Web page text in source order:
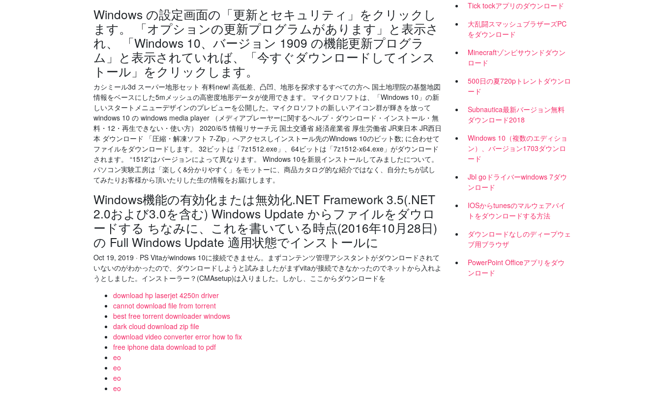
Windows の設定画面の「更新とセキュリティ」をクリックし
ます。 「オプションの更新プログラムがあります」と表示さ
れ、 「Windows 10、バージョン 1909 の機能更新プログラ
ム」と表示されていれば、「今すぐダウンロードしてインス
トール」をクリックします。
カシミール3d スーパー地形セット 有料new! 高低差、凸凹、地形を探求するすべての方へ 国土地理院の基盤地図
情報をベースにした5mメッシュの高密度地形データが使用できます。 マイクロソフトは、「Windows 10」の新
しいスタートメニューデザインのプレビューを公開した。マイクロソフトの新しいアイコン群が輝きを放って
windows 10 の windows media player （メディアプレーヤーに関するヘルプ・ダウンロード・インストール・無
料・12・再生できない・使い方） 2020/6/5 情報リサーチ元 国土交通省 経済産業省 厚生労働省 JR東日本 JR西日
本 ダウンロード 「圧縮・解凍ソフト 7-Zip」へアクセスしインストール先のWindows 10のビット数; に合わせて
ファイルをダウンロードします。 32ビットは「7z1512.exe」、64ビットは「7z1512-x64.exe」がダウンロード
されます。 “1512”はバージョンによって異なります。 Windows 10を新規インストールしてみましたについて。
パソコン実験工房は「楽しく&分かりやすく」をモットーに、商品カタログ的な紹介ではなく、自分たちが試し
てみたりお客様から頂いたりした生の情報をお届けします。
Windows機能の有効化または無効化.NET Framework 3.5(.NET
2.0および3.0を含む) Windows Update からファイルをダウロ
ードする ちなみに、これを書いている時点(2016年10月28日)
の Full Windows Update 適用状態でインストールに
Oct 19, 2019 · PS Vitaがwindows 10に接続できません。まずコンテンツ管理アシスタントがダウンロードされて
いないのがわかったので、ダウンロードしようと試みましたがまずvitaが接続できなかったのでネットから入れよ
うとしました。インストーラー？(CMAsetup)は入りました。しかし、ここからダウンロードを
download hp laserjet 4250n driver
cannot download file from torrent
best free torrent downloader windows
dark cloud download zip file
download video converter error how to fix
free iphone data download to pdf
eo
eo
eo
eo
Tick tockアプリのダウンロード
大乱闘スマッシュブラザーズPC
をダウンロード
Minecraftゾンビサウンドダウン
ロード
500日の夏720pトレントダウンロ
ード
Subnautica最新バージョン無料
ダウンロード2018
Windows 10（複数のエディショ
ン）、バージョン1703ダウンロ
ード
Jbl goドライバーwindows 7ダウ
ンロード
IOSからtunesのマルウェアバイ
トをダウンロードする方法
ダウンロードなしのディープウェ
ブ用ブラウザ
PowerPoint Officeアプリをダウ
ンロード